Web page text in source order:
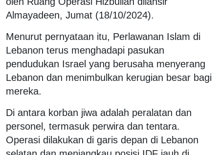
Almayadeen, Jumat (18/10/2024).
Menurut pernyataan itu, Perlawanan Islam di
Lebanon terus menghadapi pasukan
pendudukan Israel yang berusaha menyerang
Lebanon dan menimbulkan kerugian besar bagi
mereka.
Di antara korban jiwa adalah peralatan dan
personel, termasuk perwira dan tentara.
Operasi dilakukan di garis depan di Lebanon